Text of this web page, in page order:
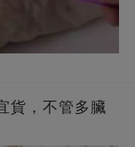
貨，不管多臟